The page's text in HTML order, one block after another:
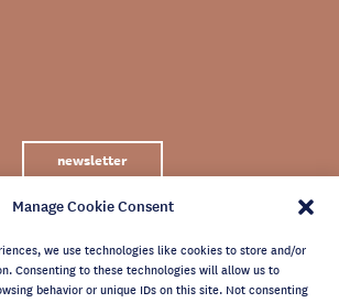
Manage Cookie Consent
we use technologies like cookies to store and/or
Consenting to these technologies will allow us to
behavior or unique IDs on this site. Not consenting
newsletter